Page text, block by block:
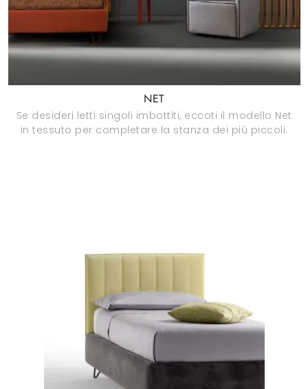
NET
Se desideri letti singoli imbottiti, eccoti il modello Net
in tessuto per completare la stanza dei più piccoli.